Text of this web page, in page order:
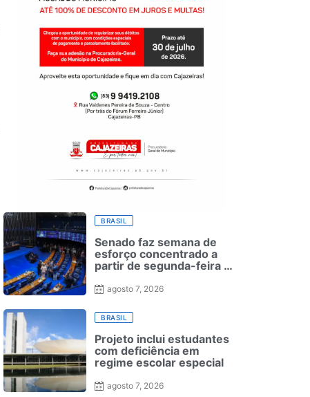
BRASIL
Senado faz semana de
esforço concentrado a
partir de segunda-feira —
agosto 7, 2026
BRASIL
Projeto inclui estudantes
com deficiência em
regime escolar especial
agosto 7, 2026